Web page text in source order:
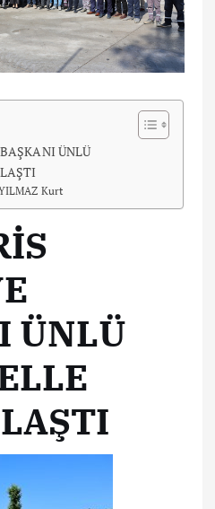
ÜNLÜ
Kurt
ÜNLÜ